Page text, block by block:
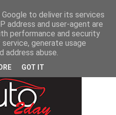
to deliver its services
address and user-agent are
performance and security
generate usage
abuse.
GOT IT